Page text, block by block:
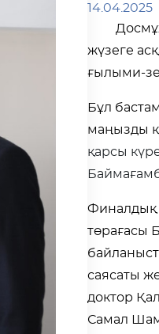
14.04.2025
жүзеге
ғылыми-
Бұл
маңызды
қарсы
Финалдық
төрағасы
саясаты
доктор
Самал